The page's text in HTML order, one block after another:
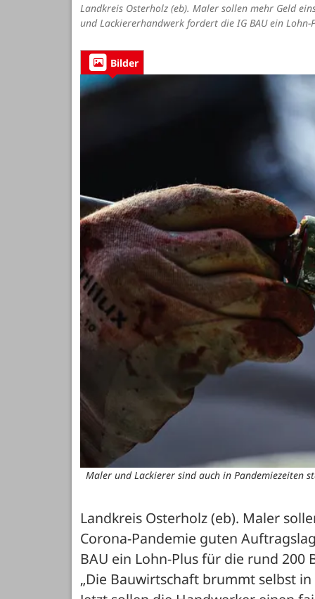
Landkreis Osterholz (eb). Maler sollen mehr Geld
und Lackiererhandwerk fordert die IG BAU ein
Bilder
Maler und Lackierer sind auch in Pandemiezeiten
Landkreis Osterholz (eb). Maler
Corona-Pandemie guten
BAU ein Lohn-Plus für die rund
„Die Bauwirtschaft brummt selbst